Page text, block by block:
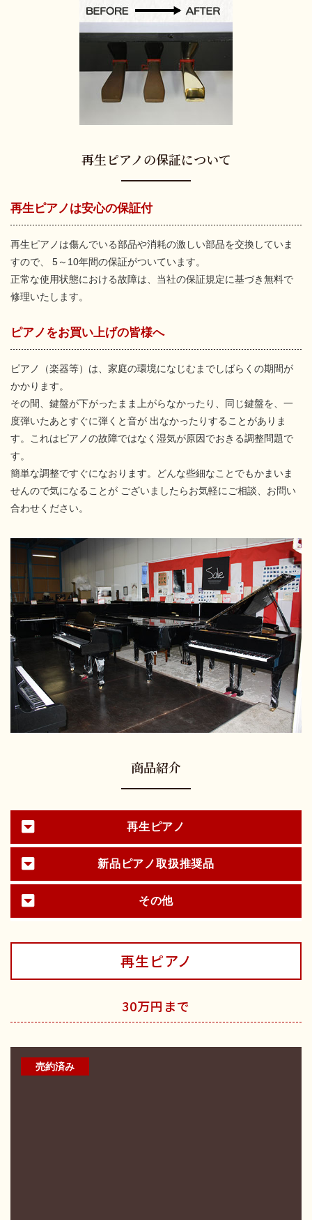
再生ピアノの保証について
再生ピアノは安心の保証付
再生ピアノは傷んでいる部品や消耗の激しい部品を交換していま
すので、
5～10年間の保証がついています。
正常な使用状態における故障は、当社の保証規定に基づき無料で
修理いたします。
ピアノをお買い上げの皆様へ
ピアノ（楽器等）は、家庭の環境になじむまでしばらくの期間が
かかります。
その間、鍵盤が下がったまま上がらなかったり、同じ鍵盤を、一
度弾いたあとすぐに弾くと音が 出なかったりすることがありま
す。これはピアノの故障ではなく湿気が原因でおきる調整問題で
す。
簡単な調整ですぐになおります。どんな些細なことでもかまいま
せんので気になることが ございましたらお気軽にご相談、お問い
合わせください。
商品紹介
再生ピアノ
新品ピアノ取扱推奨品
その他
再生ピアノ
30万円まで
売約済み